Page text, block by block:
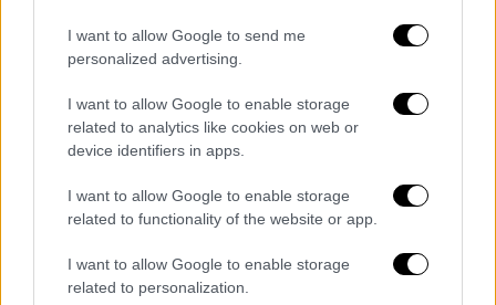
I want to allow Google to send me
personalized advertising.
I want to allow Google to enable storage
related to analytics like cookies on web or
device identifiers in apps.
I want to allow Google to enable storage
related to functionality of the website or app.
I want to allow Google to enable storage
related to personalization.